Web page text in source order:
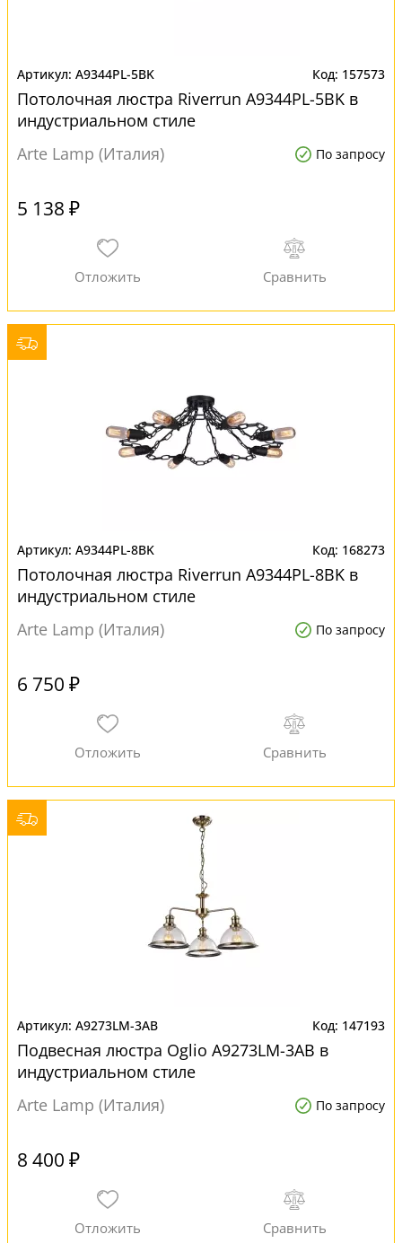
A9344PL-5BK 157573
Потолочная люстра Riverrun A9344PL-5BK в
индустриальном стиле
Arte Lamp (Италия)
По запросу
5 138 ₽
A9344PL-8BK 168273
Потолочная люстра Riverrun A9344PL-8BK в
индустриальном стиле
Arte Lamp (Италия)
По запросу
6 750 ₽
A9273LM-3AB 147193
Подвесная люстра Oglio A9273LM-3AB в
индустриальном стиле
Arte Lamp (Италия)
По запросу
8 400 ₽